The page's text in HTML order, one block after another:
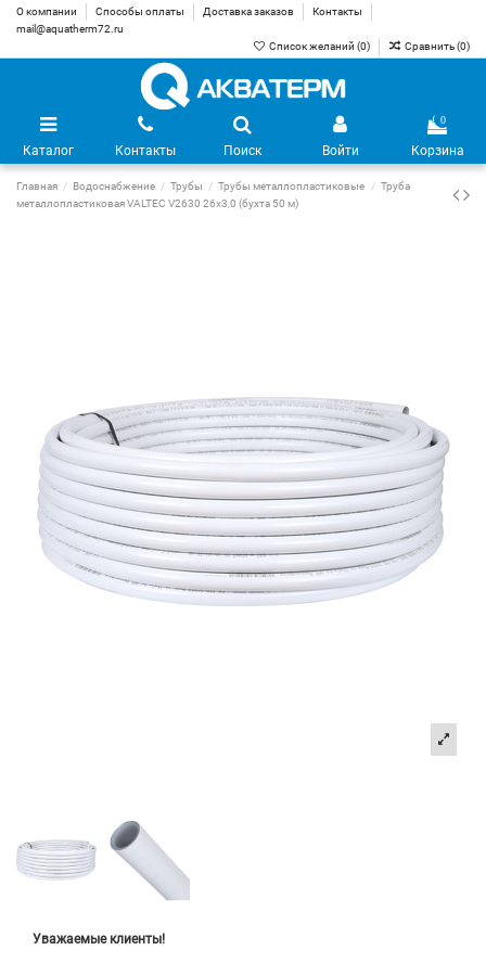
О компании Способы оплаты Доставка заказов
Контакты
mail@aquatherm72.ru
Список желаний (0) Сравнить (0)
Каталог Контакты Поиск Войти
0
Корзина
Главная Водоснабжение Трубы Трубы металлопластиковые
Труба
металлопластиковая VALTEC V2630 26х3,0 (бухта 50 м)
Уважаемые клиенты!